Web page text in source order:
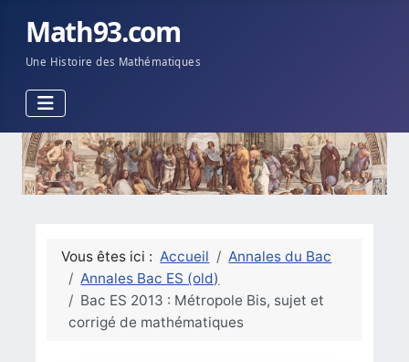
Math93.com
Une Histoire des Mathématiques
Vous êtes ici : Accueil
Annales du Bac
Annales Bac ES (old)
Bac ES 2013 : Métropole Bis, sujet et
corrigé de mathématiques